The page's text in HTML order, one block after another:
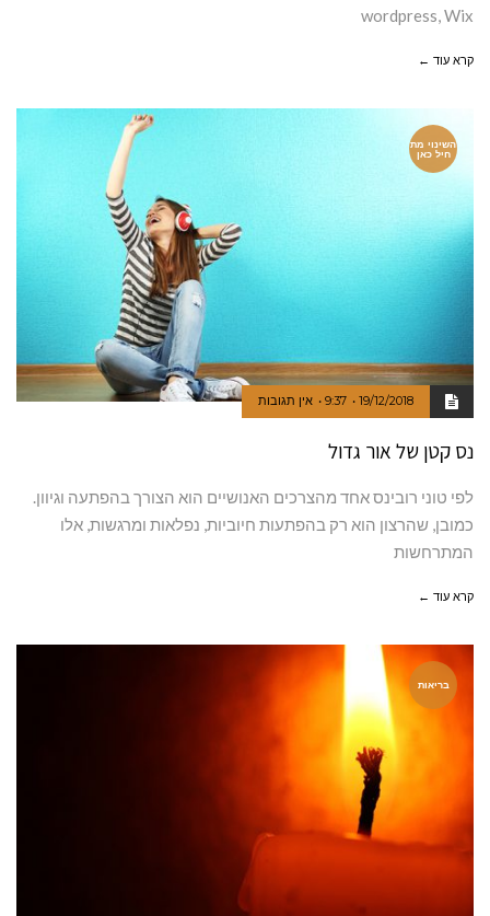
wordpress, Wix
קרא עוד ←
השינוי מת
חיל כאן
19/12/2018
9:37 אין תגובות
נס קטן של אור גדול
לפי טוני רובינס אחד מהצרכים האנושיים הוא הצורך בהפתעה וגיוון.
כמובן, שהרצון הוא רק בהפתעות חיוביות, נפלאות ומרגשות, אלו
המתרחשות
קרא עוד ←
בריאות